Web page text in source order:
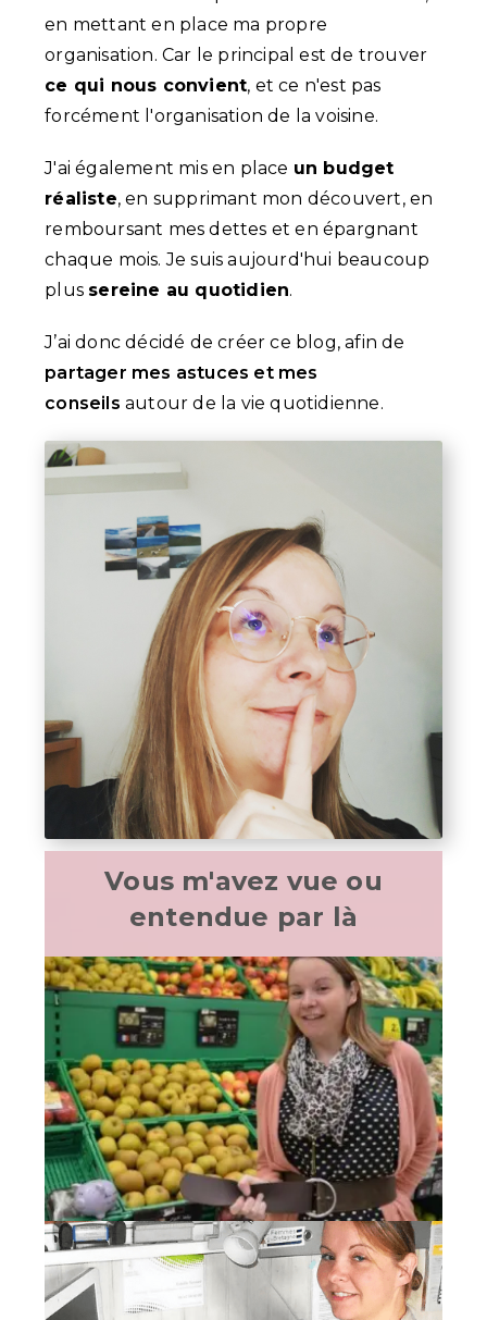
en mettant en place ma propre
organisation. Car le principal est de trouver
ce qui nous convient, et ce n'est pas
forcément l'organisation de la voisine.
J'ai également mis en place un budget
réaliste, en supprimant mon découvert, en
remboursant mes dettes et en épargnant
chaque mois. Je suis aujourd'hui beaucoup
plus sereine au quotidien.
J’ai donc décidé de créer ce blog, afin de
partager mes astuces et mes
conseils autour de la vie quotidienne.
Vous m'avez vue ou
entendue par là